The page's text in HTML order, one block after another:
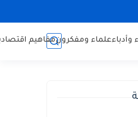
علماء ومفكرونمفاهيم